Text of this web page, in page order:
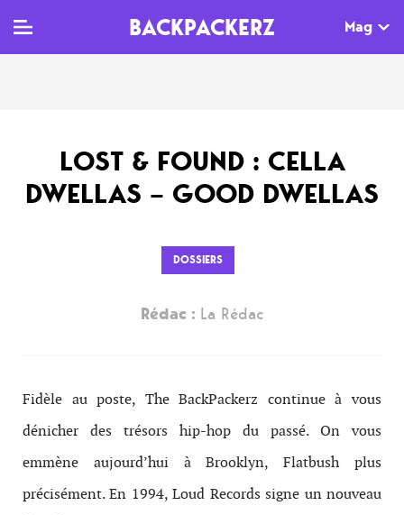
BACKPACKERZ Mag
Clips
Live
Dossiers
Tops
Interviews
Sorties
Paris
Festivals
LOST & FOUND : CELLA
DWELLAS – GOOD DWELLAS
DOSSIERS
Rédac : La Rédac
Fidèle au poste, The BackPackerz continue à vous
dénicher des trésors hip-hop du passé. On vous
emmène aujourd’hui à Brooklyn, Flatbush plus
précisément. En 1994, Loud Records signe un nouveau